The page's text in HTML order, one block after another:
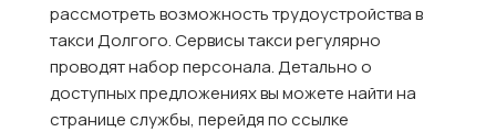
рассмотреть возможность трудоустройства в
такси Долгого. Сервисы такси регулярно
проводят набор персонала. Детально о
доступных предложениях вы можете найти на
странице службы, перейдя по ссылке